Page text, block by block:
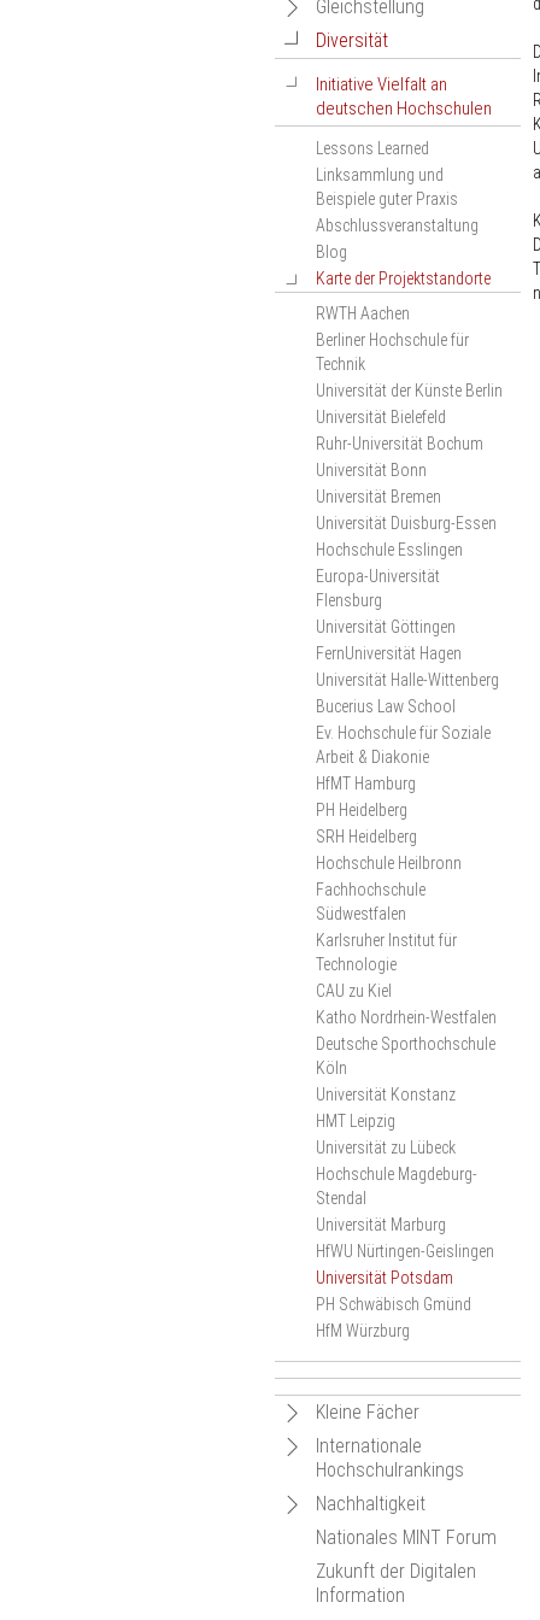
öffnen
Dokumentation der
Netzwerkveranstaltung
2019
Dokumentation der
Netzwerkveranstaltung
2020
Dokumentation der
Netzwerkveranstaltung
2021
Dokumentation der
Netzwerkveranstaltung
2022
Dokumentation der
Netzwerkveranstaltung
2023
Dokumentation der
Netzwerkveranstaltung
2024
Dokumentation der
Netzwerkveranstaltung
2025
Ranking-Wiki
Ranking-Termine
Veranstaltungskalender
Materialien
Gleichstellung
Navigation
öffnen
Geschlechtergerechtigkeit
bei Berufungen –
Selbstverpflichtung der
deutschen Hochschulen
Navigation
öffnen
Signatarhochschulen
Diversität
Navigation
öffnen
Initiative Vielfalt an
deutschen Hochschulen
Navigation
öffnen
Lessons Learned
Linksammlung und
Beispiele guter Praxis
Abschlussveranstaltung
Blog
Karte der Projektstandorte
Navigation
öffnenRWTH Aachen
Berliner Hochschule für
Technik
Universität der Künste Berlin
Universität Bielefeld
Ruhr-Universität Bochum
Universität Bonn
Universität Bremen
Universität Duisburg-Essen
Hochschule Esslingen
Europa-Universität
Flensburg
Universität Göttingen
FernUniversität Hagen
Universität Halle-Wittenberg
Bucerius Law School
Ev. Hochschule für Soziale
Arbeit & Diakonie
HfMT Hamburg
PH Heidelberg
SRH Heidelberg
Hochschule Heilbronn
Fachhochschule
Südwestfalen
Karlsruher Institut für
Technologie
CAU zu Kiel
Katho Nordrhein-Westfalen
Deutsche Sporthochschule
Köln
Universität Konstanz
HMT Leipzig
Universität zu Lübeck
Hochschule Magdeburg-
Stendal
Universität Marburg
HfWU Nürtingen-Geislingen
Universität Potsdam
PH Schwäbisch Gmünd
HfM Würzburg
Kleine Fächer
Navigation
öffnen
Kleine Fächer-Wochen an
deutschen Hochschulen
Navigation
Hintergrund
Karte der Projektstandorte
Kleine Fächer: Sichtbar
innovativ!
Navigation
öffnen
Geförderte Projekte
Karte der Projektstandorte
Internationale
Hochschulrankings
Navigation
öffnen
Aktuelles
Netzwerkveranstaltungen
Navigation
öffnen
Dokumentation der
Termine
Nachhaltigkeit
Navigation
öffnen
Bildung für nachhaltige
Entwicklung (BNE)
Navigation
öffnen
traNHSform
Nationales MINT Forum
Zukunft der Digitalen
Information